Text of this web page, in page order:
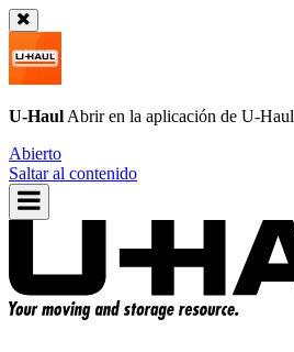
U-Haul Abrir en la aplicación de U-Haul
Abierto
Saltar al contenido